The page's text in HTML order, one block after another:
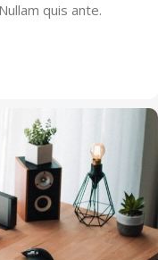
quis ante.